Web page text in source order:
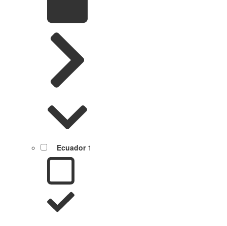
Ecuador 1